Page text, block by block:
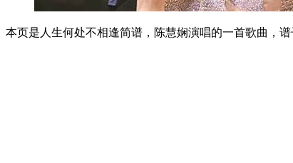
本页是人生何处不相逢简谱，陈慧娴演唱的一首歌曲，